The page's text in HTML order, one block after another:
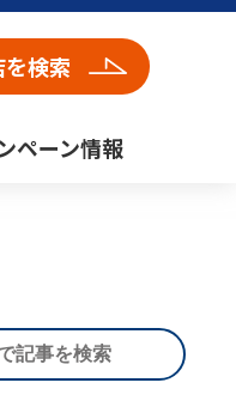
検索
ペーン情報